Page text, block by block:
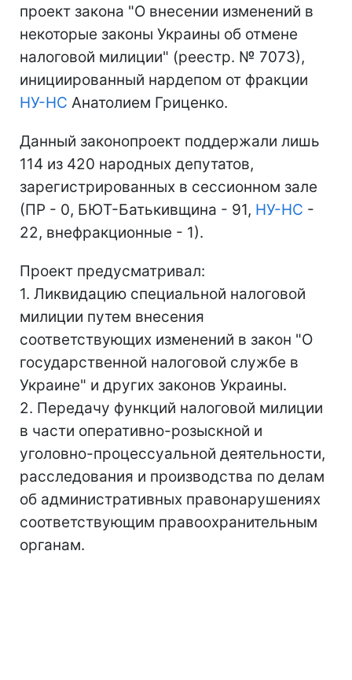
проект закона "О внесении изменений в
некоторые законы Украины об отмене
налоговой милиции" (реестр. № 7073),
инициированный нардепом от фракции
НУ-НС Анатолием Гриценко.
Данный законопроект поддержали лишь
114 из 420 народных депутатов,
зарегистрированных в сессионном зале
(ПР - 0, БЮТ-Батькивщина - 91, НУ-НС -
22, внефракционные - 1).
Проект предусматривал:
1. Ликвидацию специальной налоговой
милиции путем внесения
соответствующих изменений в закон "О
государственной налоговой службе в
Украине" и других законов Украины.
2. Передачу функций налоговой милиции
в части оперативно-розыскной и
уголовно-процессуальной деятельности,
расследования и производства по делам
об административных правонарушениях
соответствующим правоохранительным
органам.